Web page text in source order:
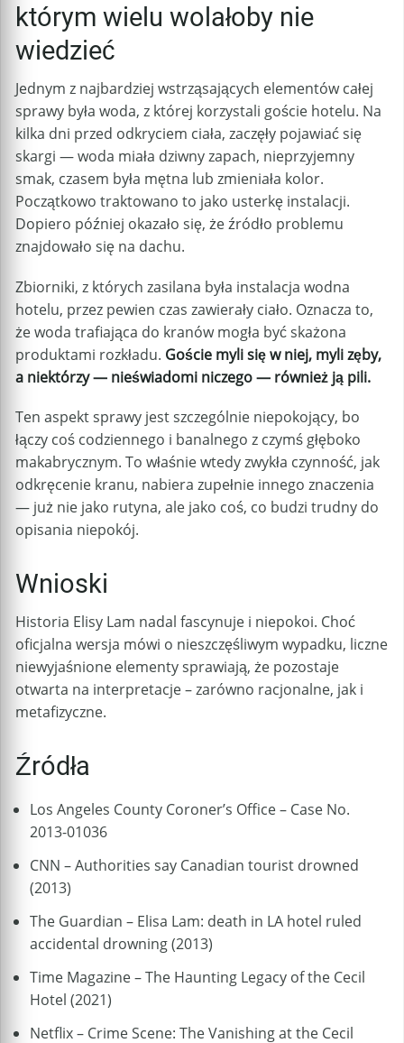
którym wielu wolałoby nie
wiedzieć
Jednym z najbardziej wstrząsających elementów całej
sprawy była woda, z której korzystali goście hotelu. Na
kilka dni przed odkryciem ciała, zaczęły pojawiać się
skargi — woda miała dziwny zapach, nieprzyjemny
smak, czasem była mętna lub zmieniała kolor.
Początkowo traktowano to jako usterkę instalacji.
Dopiero później okazało się, że źródło problemu
znajdowało się na dachu.
Zbiorniki, z których zasilana była instalacja wodna
hotelu, przez pewien czas zawierały ciało. Oznacza to,
że woda trafiająca do kranów mogła być skażona
produktami rozkładu. Goście myli się w niej, myli zęby,
a niektórzy — nieświadomi niczego — również ją pili.
Ten aspekt sprawy jest szczególnie niepokojący, bo
łączy coś codziennego i banalnego z czymś głęboko
makabrycznym. To właśnie wtedy zwykła czynność, jak
odkręcenie kranu, nabiera zupełnie innego znaczenia
— już nie jako rutyna, ale jako coś, co budzi trudny do
opisania niepokój.
Wnioski
Historia Elisy Lam nadal fascynuje i niepokoi. Choć
oficjalna wersja mówi o nieszczęśliwym wypadku, liczne
niewyjaśnione elementy sprawiają, że pozostaje
otwarta na interpretacje – zarówno racjonalne, jak i
metafizyczne.
Źródła
Los Angeles County Coroner’s Office – Case No.
2013-01036
CNN – Authorities say Canadian tourist drowned
(2013)
The Guardian – Elisa Lam: death in LA hotel ruled
accidental drowning (2013)
Time Magazine – The Haunting Legacy of the Cecil
Hotel (2021)
Netflix – Crime Scene: The Vanishing at the Cecil